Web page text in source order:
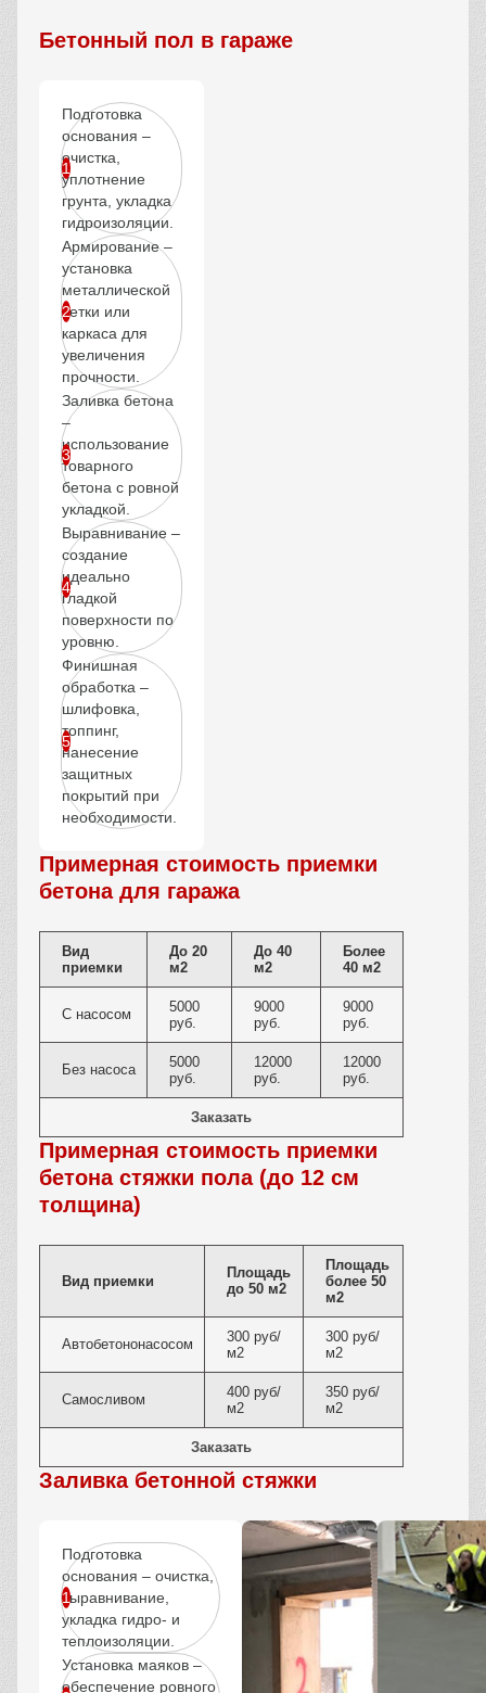
Бетонный пол в гараже
Подготовка
основания –
очистка,
уплотнение
грунта, укладка
гидроизоляции.
Армирование –
установка
металлической
сетки или
каркаса для
увеличения
прочности.
Заливка бетона
–
использование
товарного
бетона с ровной
укладкой.
Выравнивание –
создание
идеально
гладкой
поверхности по
уровню.
Финишная
обработка –
шлифовка,
топпинг,
нанесение
защитных
покрытий при
необходимости.
Примерная стоимость приемки
бетона для гаража
Вид
приемки
До 20
м2
До 40
м2
Более
40 м2
С насосом
5000
руб.
9000
руб.
9000
руб.
Без насоса
5000
руб.
12000
руб.
12000
руб.
Заказать
Примерная стоимость приемки
бетона стяжки пола (до 12 см
толщина)
Вид приемки
Площадь
до 50 м2
Площадь
более 50
м2
Автобетононасосом
300 руб/
м2
300 руб/
м2
Самосливом
400 руб/
м2
350 руб/
м2
Заказать
Заливка бетонной стяжки
Подготовка
основания – очистка,
выравнивание,
укладка гидро- и
теплоизоляции.
Установка маяков –
обеспечение ровного